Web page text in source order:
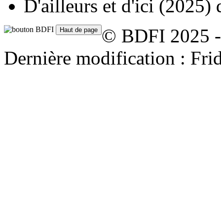
D'ailleurs et d'ici (2025)
© BDFI 2025
Dernière modification :